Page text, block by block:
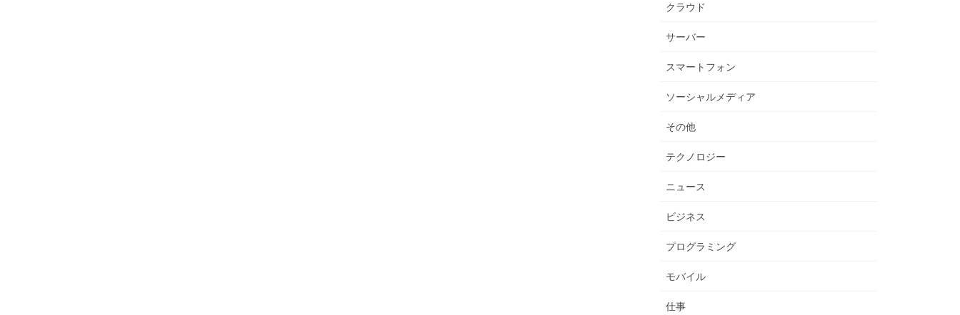
クラウド
サーバー
スマートフォン
ソーシャルメディア
その他
テクノロジー
ニュース
ビジネス
プログラミング
モバイル
仕事